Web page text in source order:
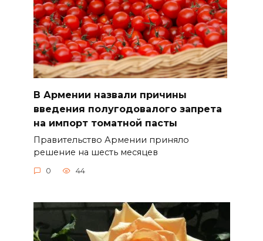
В Армении назвали причины
введения полугодовалого запрета
на импорт томатной пасты
Правительство Армении приняло
решение на шесть месяцев
0 44